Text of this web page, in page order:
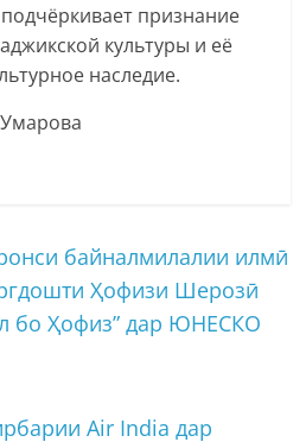
признание
культуры и её
наследие.
байналмилалии илмӣ
Ҳофизи Шерозӣ
бо Ҳофиз” дар ЮНЕСКО
Air India дар